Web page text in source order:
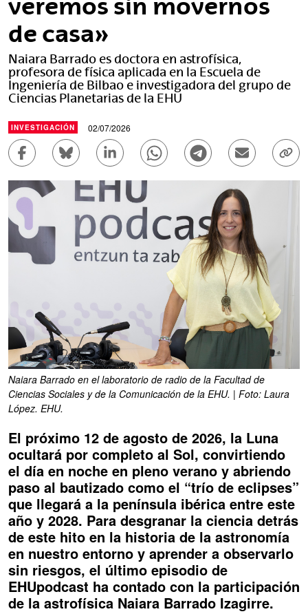
veremos sin movernos
de casa»
Naiara Barrado es doctora en astrofísica,
profesora de física aplicada en la Escuela de
Ingeniería de Bilbao e investigadora del grupo de
Ciencias Planetarias de la EHU
INVESTIGACIÓN 02/07/2026
Compartir en Facebook - (Abre una nueva ventana)
Compartir en Bluesky - (Abre una nueva
Compartir en Linkedin - (Abre una
Compartir en Whatsapp -
Compartir enEnviar por
Naiara Barrado en el laboratorio de radio de la Facultad de
Ciencias Sociales y de la Comunicación de la EHU. | Foto: Laura
López. EHU.
El próximo 12 de agosto de 2026, la Luna
ocultará por completo al Sol, convirtiendo
el día en noche en pleno verano y abriendo
paso al bautizado como el “trío de eclipses”
que llegará a la península ibérica entre este
año y 2028. Para desgranar la ciencia detrás
de este hito en la historia de la astronomía
en nuestro entorno y aprender a observarlo
sin riesgos, el último episodio de
EHUpodcast ha contado con la participación
de la astrofísica Naiara Barrado Izagirre.